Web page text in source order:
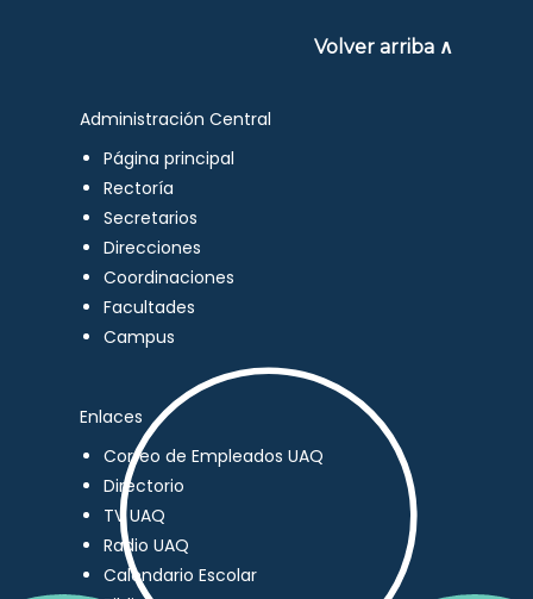
Volver arriba ∧
Administración Central
Página principal
Rectoría
Secretarios
Direcciones
Coordinaciones
Facultades
Campus
Enlaces
Correo de Empleados UAQ
Directorio
TV UAQ
Radio UAQ
Calendario Escolar